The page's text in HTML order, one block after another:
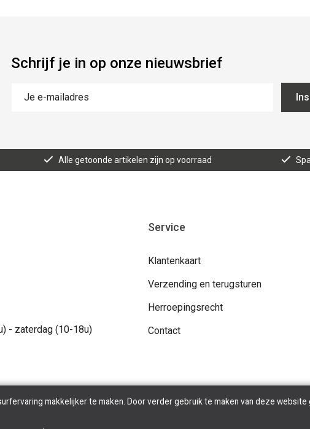
Schrijf je in op onze nieuwsbrief
Alle getoonde artikelen zijn op voorraad
- zaterdag (10-18u)
Service
Klantenkaart
Verzending en terugsturen
Herroepingsrecht
Contact
Copyright © 2026 Pivot Dance Store. All Rights Reserved | Powered By
makkelijker te maken. Door verder gebruik te maken van deze website